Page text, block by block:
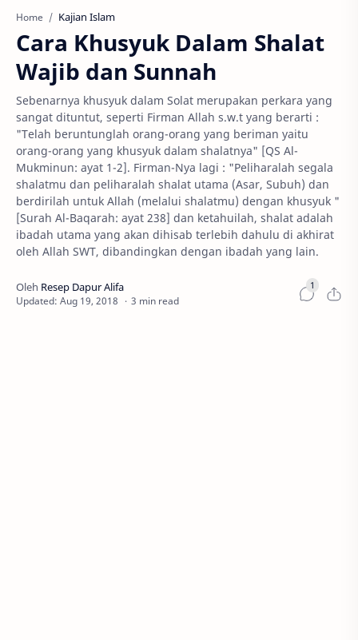
Home Kajian Islam
Cara Khusyuk Dalam Shalat
Wajib dan Sunnah
Sebenarnya khusyuk dalam Solat merupakan perkara yang
sangat dituntut, seperti Firman Allah s.w.t yang berarti :
"Telah beruntunglah orang-orang yang beriman yaitu
orang-orang yang khusyuk dalam shalatnya" [QS Al-
Mukminun: ayat 1-2]. Firman-Nya lagi : "Peliharalah segala
shalatmu dan peliharalah shalat utama (Asar, Subuh) dan
berdirilah untuk Allah (melalui shalatmu) dengan khusyuk "
[Surah Al-Baqarah: ayat 238] dan ketahuilah, shalat adalah
ibadah utama yang akan dihisab terlebih dahulu di akhirat
oleh Allah SWT, dibandingkan dengan ibadah yang lain.
3 min read